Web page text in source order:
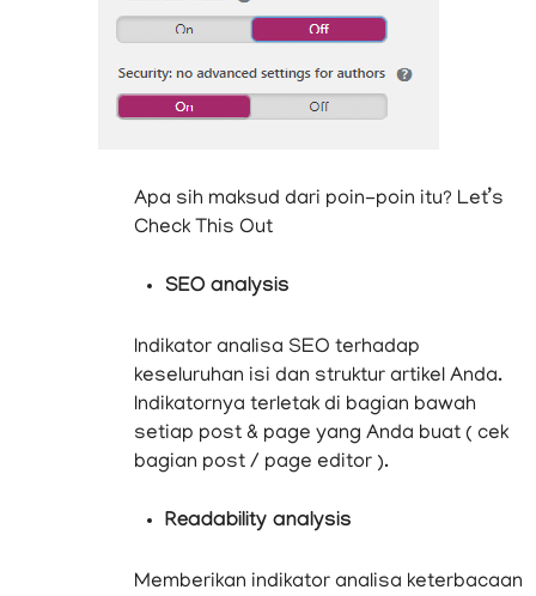
Apa sih maksud dari poin-poin itu? Let’s
Check This Out
SEO analysis
Indikator analisa SEO terhadap
keseluruhan isi dan struktur artikel Anda.
Indikatornya terletak di bagian bawah
setiap post & page yang Anda buat ( cek
bagian post / page editor ).
Readability analysis
Memberikan indikator analisa keterbacaan